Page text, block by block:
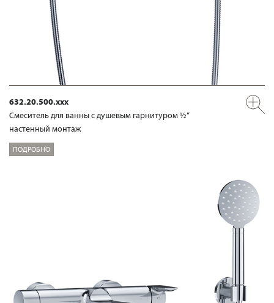
632.20.500.xxx
Смеситель для ванны с душевым гарнитуром ½“
настенный монтаж
ПОДРОБНО